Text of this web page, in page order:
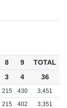
8 9
TOTAL
3 4 36
215 430
3,451
215 402
3,351